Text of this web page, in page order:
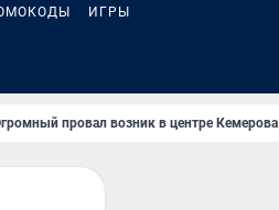
ИГРЫ
провал возник в центре Кемерова